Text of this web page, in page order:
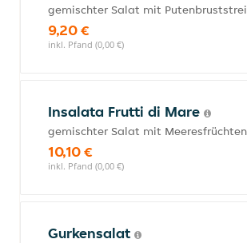
gemischter Salat mit
9,20 €
inkl. Pfand (0,00 €)
Insalata Frutti di Mare
gemischter Salat mit Meeresfrüchten
10,10 €
inkl. Pfand (0,00 €)
Gurkensalat